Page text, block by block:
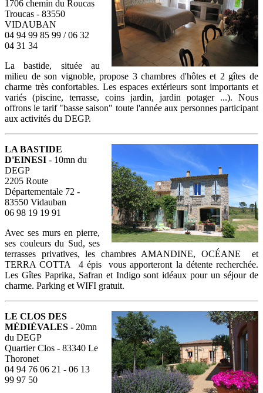
1706 chemin du Roucas
Troucas - 83550
VIDAUBAN
04 94 99 85 99 / 06 32
04 31 34
La bastide, située au
milieu de son vignoble, propose 3 chambres d'hôtes et 2 gîtes de
charme très confortables. Les espaces extérieurs sont importants et
variés (piscine, terrasse, coins jardin, jardin potager ...). Nous
offrons le tarif "basse saison" toute l'année aux personnes participant
aux activités du DEGP.
LA BASTIDE
D'EINESI - 10mn du
DEGP
2205 Route
Départementale 72 -
83550 Vidauban
06 98 19 19 91
Avec ses murs en pierre,
ses couleurs du Sud, ses
terrasses privatives, les chambres AMANDINE, OCÉANE et
TERRA COTTA 4 épis vous apporteront la détente recherchée.
Les Gîtes Paprika, Safran et Indigo sont idéaux pour un séjour de
charme. Parking et WIFI gratuit.
LE CLOS DES
MÉDIÉVALES - 20mn
du DEGP
Quartier Clos - 83340 Le
Thoronet
04 94 76 06 21 - 06 13
99 97 50